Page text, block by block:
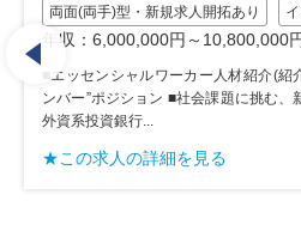
両面(両手)型・新規求人開拓あり
年収：4,000,000円～8,000,000円
★この求人の詳細を見る